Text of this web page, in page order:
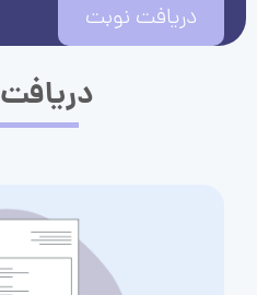
دریافت نوبت
دریافت